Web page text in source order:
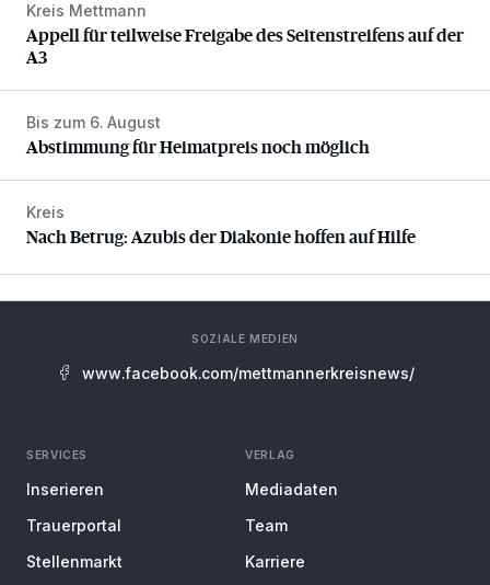
Appell für teilweise Freigabe des Seitenstreifens auf der A3
Kreis Mettmann
Appell für teilweise Freigabe des Seitenstreifens auf der
A3
Abstimmung für Heimatpreis noch möglich
Bis zum 6. August
Abstimmung für Heimatpreis noch möglich
Nach Betrug: Azubis der Diakonie hoffen auf Hilfe
Kreis
Nach Betrug: Azubis der Diakonie hoffen auf Hilfe
SOZIALE MEDIEN
www.facebook.com/mettmannerkreisnews/
SERVICES
Inserieren
Trauerportal
Stellenmarkt
VERLAG
Mediadaten
Team
Karriere